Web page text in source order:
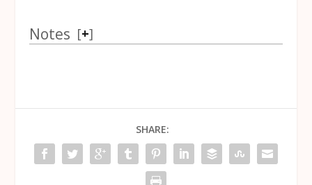
Notes [+]
SHARE: